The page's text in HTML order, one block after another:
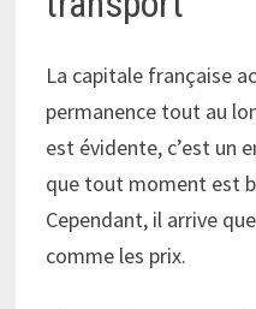
La capitale française
permanence tout au
est évidente, c’est
que tout moment est
Cependant, il arrive
comme les prix.